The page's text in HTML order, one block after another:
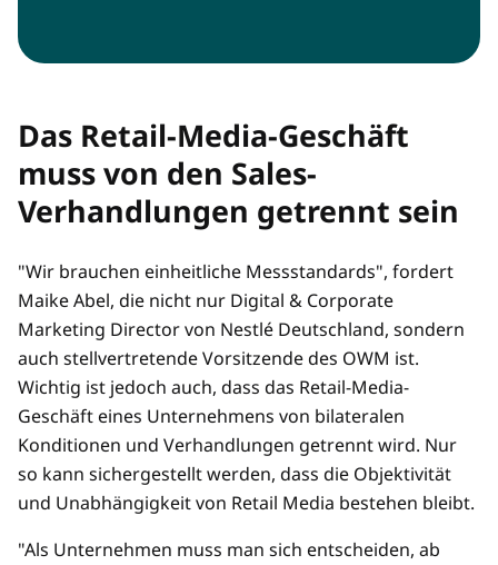
Das Retail-Media-Geschäft
muss von den Sales-
Verhandlungen getrennt sein
"Wir brauchen einheitliche Messstandards", fordert
Maike Abel, die nicht nur Digital & Corporate
Marketing Director von Nestlé Deutschland, sondern
auch stellvertretende Vorsitzende des OWM ist.
Wichtig ist jedoch auch, dass das Retail-Media-
Geschäft eines Unternehmens von bilateralen
Konditionen und Verhandlungen getrennt wird. Nur
so kann sichergestellt werden, dass die Objektivität
und Unabhängigkeit von Retail Media bestehen bleibt.
"Als Unternehmen muss man sich entscheiden, ab